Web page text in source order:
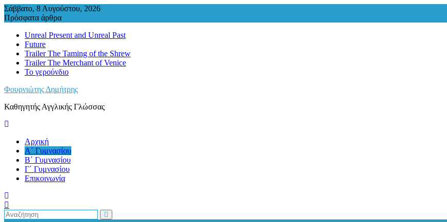
Περάστε
στο
Σάββατο, 8 Αυγούστου, 2026
Πρόσφατα άρθρα
Unreal Present and Unreal Past
Future
Trailer The Taming of the Shrew
Trailer The Merchant of Venice
Το γερούνδιο
Φουρνιώτης Δημήτρης
Καθηγητής Αγγλικής Γλώσσας
Αρχική
Α΄ Γυμνασίου
Β΄ Γυμνασίου
Γ΄ Γυμνασίου
Επικοινωνία